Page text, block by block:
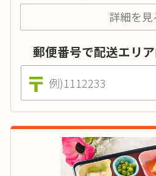
価格はおかずのみの場合（ごは
栄養価基準とメニュー表の栄養価
割程度減ります。
嚥下食ピラミッドのLv.3
す。メニューは500種類ほ
せん。お食事をミキサーに
いる方におすすめです。
詳細を見
郵便番号で配送エリ